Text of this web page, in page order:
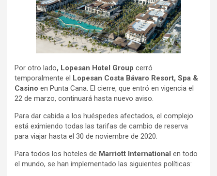
Por otro lado, Lopesan Hotel Group cerró
temporalmente el Lopesan Costa Bávaro Resort, Spa &
Casino en Punta Cana. El cierre, que entró en vigencia el
22 de marzo, continuará hasta nuevo aviso.
Para dar cabida a los huéspedes afectados, el complejo
está eximiendo todas las tarifas de cambio de reserva
para viajar hasta el 30 de noviembre de 2020.
Para todos los hoteles de Marriott International en todo
el mundo, se han implementado las siguientes políticas: